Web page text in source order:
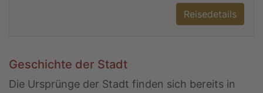
Reisedetails
Geschichte der Stadt
Die Ursprünge der Stadt finden sich bereits in